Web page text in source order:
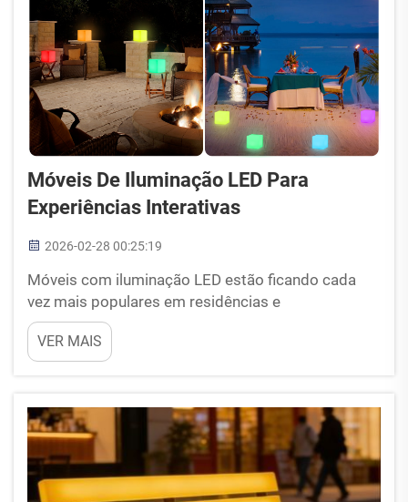
Móveis De Iluminação LED Para
Experiências Interativas
2026-02-28 00:25:19
Móveis com iluminação LED estão ficando cada
vez mais populares em residências e
estabelecimentos comerciais atualmente. Esse
tipo de móvel é especial porque possui luzes
embutidas que podem mudar de cor e brilho
na sua cor favorita, ou uma mesa que...
VER MAIS